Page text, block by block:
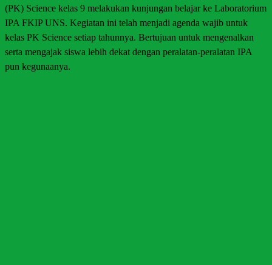
(PK) Science kelas 9 melakukan kunjungan belajar ke Laboratorium
IPA FKIP UNS. Kegiatan ini telah menjadi agenda wajib untuk
kelas PK Science setiap tahunnya. Bertujuan untuk mengenalkan
serta mengajak siswa lebih dekat dengan peralatan-peralatan IPA
pun kegunaanya.